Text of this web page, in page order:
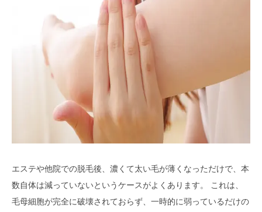
エステや他院での脱毛後、濃くて太い毛が薄くなっただけで、本
数自体は減っていないというケースがよくあります。 これは、
毛母細胞が完全に破壊されておらず、一時的に弱っているだけの